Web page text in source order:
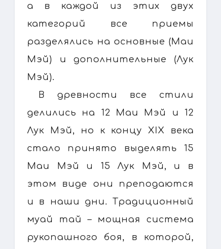
а в каждой из этих двух
категорий все приемы
разделялись на основные (Маи
Мэй) и дополнительные (Лук
Мэй).
В древности все стили
делились на 12 Маи Мэй и 12
Лук Мэй, но к концу XIX века
стало принято выделять 15
Маи Мэй и 15 Лук Мэй, и в
этом виде они преподаются
и в наши дни. Традиционный
муай тай – мощная система
рукопашного боя, в которой,